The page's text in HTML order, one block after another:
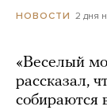
НОВОСТИ 2 дня
«Веселый
рассказал,
собираются